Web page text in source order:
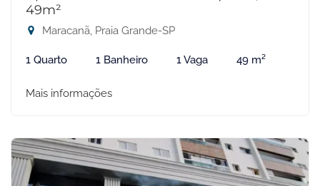
49m²
Maracanã, Praia Grande-SP
1 Quarto 1 Banheiro 1 Vaga 49 m²
Mais informações